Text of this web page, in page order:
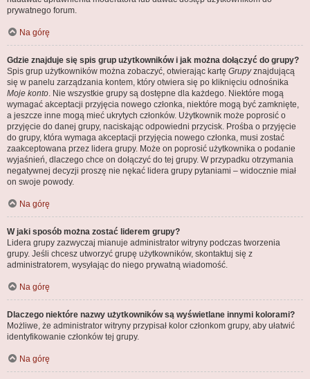
prywatnego forum.
Na górę
Gdzie znajduje się spis grup użytkowników i jak można dołączyć do grupy?
Spis grup użytkowników można zobaczyć, otwierając kartę Grupyznajdującą
się w panelu zarządzania kontem, który otwiera się po kliknięciu odnośnika
Moje konto. Nie wszystkie grupy są dostępne dla każdego. Niektóre mogą
wymagać akceptacji przyjęcia nowego członka, niektóre mogą być zamknięte,
a jeszcze inne mogą mieć ukrytych członków. Użytkownik może poprosić o
przyjęcie do danej grupy, naciskając odpowiedni przycisk. Prośba o przyjęcie
do grupy, która wymaga akceptacji przyjęcia nowego członka, musi zostać
zaakceptowana przez lidera grupy. Może on poprosić użytkownika o podanie
wyjaśnień, dlaczego chce on dołączyć do tej grupy. W przypadku otrzymania
negatywnej decyzji proszę nie nękać lidera grupy pytaniami – widocznie miał
on swoje powody.
Na górę
W jaki sposób można zostać liderem grupy?
Lidera grupy zazwyczaj mianuje administrator witryny podczas tworzenia
grupy. Jeśli chcesz utworzyć grupę użytkowników, skontaktuj się z
administratorem, wysyłając do niego prywatną wiadomość.
Na górę
Dlaczego niektóre nazwy użytkowników są wyświetlane innymi kolorami?
Możliwe, że administrator witryny przypisał kolor członkom grupy, aby ułatwić
identyfikowanie członków tej grupy.
Na górę